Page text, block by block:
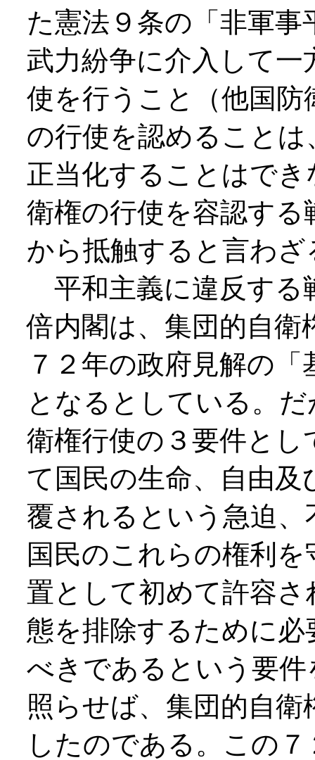
た憲法９条の「非軍
武力紛争に介入して
使を行うこと（他国
の行使を認めること
正当化することはで
衛権の行使を容認す
から抵触すると言わ
平和主義に違反する
倍内閣は、集団的自衛
７２年の政府見解の
となるとしている。
衛権行使の３要件と
て国民の生命、自由
覆されるという急迫
国民のこれらの権利
置として初めて許容
態を排除するために
べきであるという要
照らせば、集団的自
したのである。この